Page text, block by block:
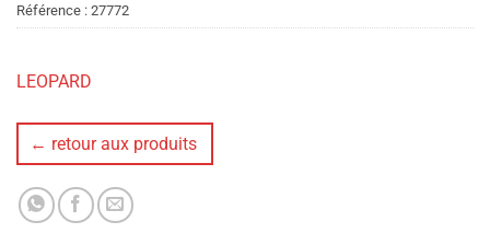
Référence : 27772
LEOPARD
← retour aux produits